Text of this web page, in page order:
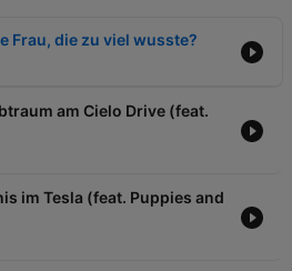
Frau, die zu viel wusste?
am Cielo Drive (feat.
im Tesla (feat. Puppies and